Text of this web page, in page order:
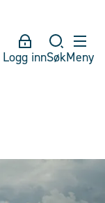
Logg innSøkMeny